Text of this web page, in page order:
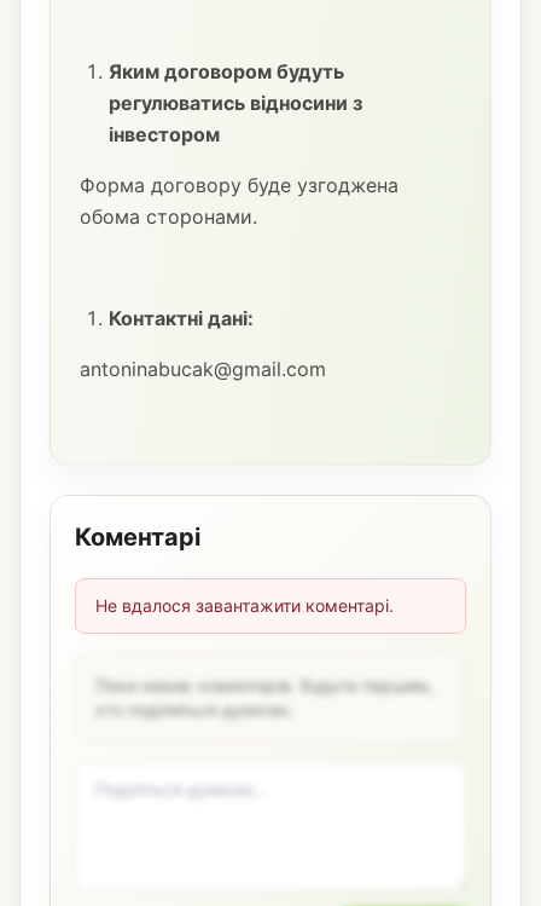
Яким договором будуть
регулюватись відносини з
інвестором
Форма договору буде узгоджена
обома сторонами.
Контактні дані:
antoninabucak@gmail.com
Коментарі
Не вдалося завантажити коментарі.
Поки немає коментарів. Будьте першим,
хто поділиться думкою.